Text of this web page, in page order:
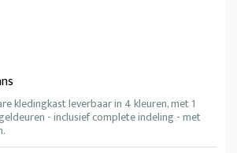
kledingkast leverbaar in 4 kleuren, met 1
- inclusief complete indeling - met